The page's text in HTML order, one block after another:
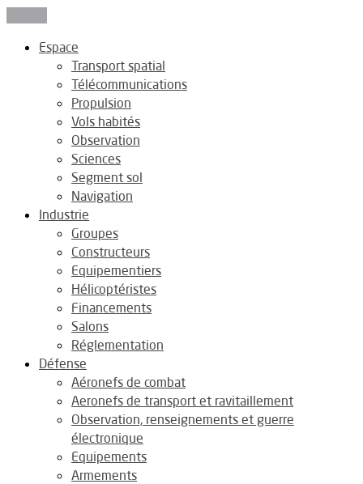
Espace
Transport spatial
Télécommunications
Propulsion
Vols habités
Observation
Sciences
Segment sol
Navigation
Industrie
Groupes
Constructeurs
Equipementiers
Hélicoptéristes
Financements
Salons
Réglementation
Défense
Aéronefs de combat
Aeronefs de transport et ravitaillement
Observation, renseignements et guerre
électronique
Equipements
Armements